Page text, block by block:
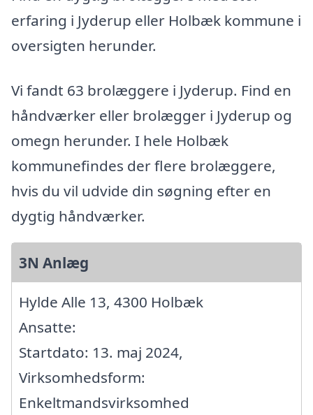
erfaring i Jyderup eller Holbæk kommune i
oversigten herunder.
Vi fandt 63 brolæggere i Jyderup. Find en
håndværker eller brolægger i Jyderup og
omegn herunder. I hele Holbæk
kommunefindes der flere brolæggere,
hvis du vil udvide din søgning efter en
dygtig håndværker.
3N Anlæg
Hylde Alle 13, 4300 Holbæk
Ansatte:
Startdato: 13. maj 2024,
Virksomhedsform:
Enkeltmandsvirksomhed